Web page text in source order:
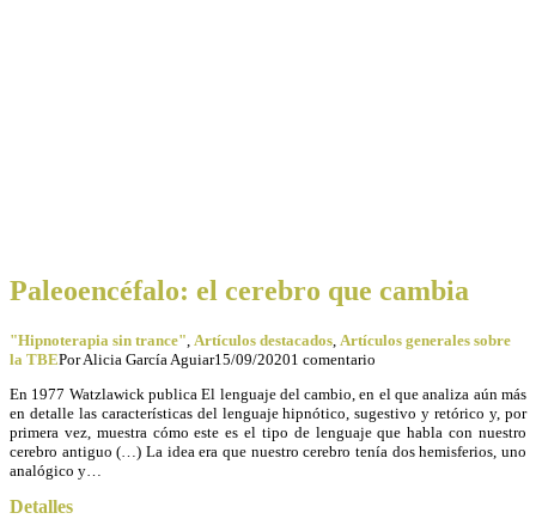
Paleoencéfalo: el cerebro que cambia
"Hipnoterapia sin trance", Artículos destacados, Artículos generales sobre
la TBEPorAlicia García Aguiar15/09/20201 comentario
En 1977 Watzlawick publica El lenguaje del cambio, en el que analiza aún más
en detalle las características del lenguaje hipnótico, sugestivo y retórico y, por
primera vez, muestra cómo este es el tipo de lenguaje que habla con nuestro
cerebro antiguo (…) La idea era que nuestro cerebro tenía dos hemisferios, uno
analógico y…
Detalles